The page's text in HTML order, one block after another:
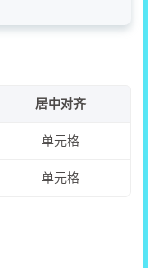
居中对齐
单元格
单元格